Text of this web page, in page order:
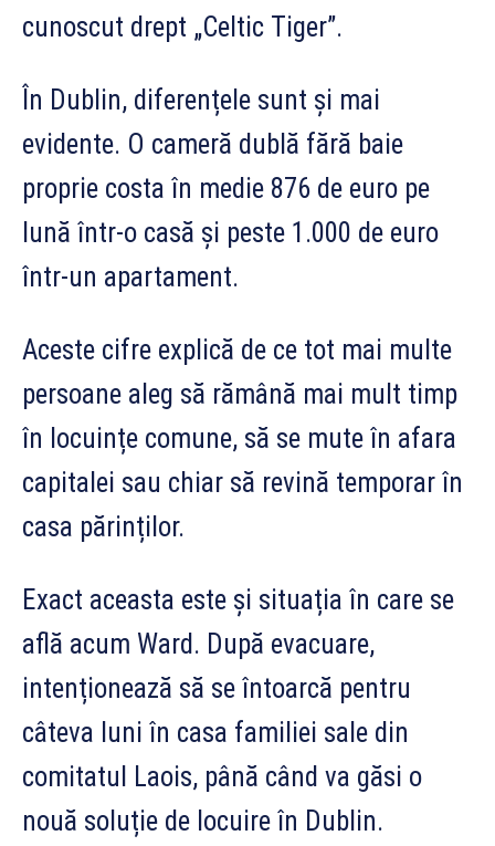
cunoscut drept „Celtic Tiger”.
În Dublin, diferențele sunt și mai
evidente. O cameră dublă fără baie
proprie costa în medie 876 de euro pe
lună într-o casă și peste 1.000 de euro
într-un apartament.
Aceste cifre explică de ce tot mai multe
persoane aleg să rămână mai mult timp
în locuințe comune, să se mute în afara
capitalei sau chiar să revină temporar în
casa părinților.
Exact aceasta este și situația în care se
află acum Ward. După evacuare,
intenționează să se întoarcă pentru
câteva luni în casa familiei sale din
comitatul Laois, până când va găsi o
nouă soluție de locuire în Dublin.